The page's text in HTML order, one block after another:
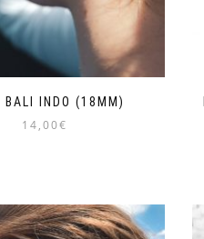
BALI INDO (18MM)
14,00€